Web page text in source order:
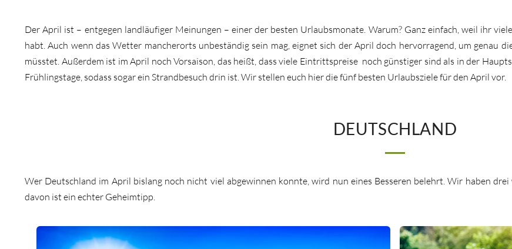
Der April ist – entgegen landläufiger Meinungen – einer der besten Urlaubsmonate. Warum? Ganz einfach, weil ihr
habt. Auch wenn das Wetter mancherorts unbeständig sein mag, eignet sich der April doch hervorragend, um genau
müsstet. Außerdem ist im April noch Vorsaison, das heißt, dass viele Eintrittspreise noch günstiger sind als in der
Frühlingstage, sodass sogar ein Strandbesuch drin ist. Wir stellen euch hier die fünf besten Urlaubsziele für den April vor.
DEUTSCHLAND
Wer Deutschland im April bislang noch nicht viel abgewinnen konnte, wird nun eines Besseren belehrt. Wir haben
davon ist ein echter Geheimtipp.